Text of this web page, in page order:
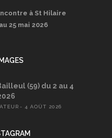
à St Hilaire
25 mai 2026
(59) du 2 au 4
4 AOÛT 2026